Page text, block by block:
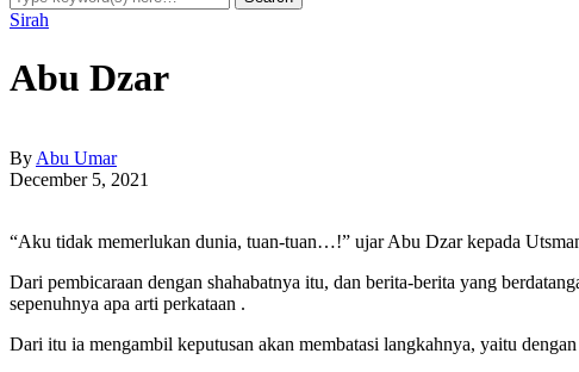
Sirah
Abu Dzar
By Abu Umar
December 5, 2021
“Aku tidak memerlukan dunia, tuan-tuan…!” ujar Abu Dzar kepada
Dari pembicaraan dengan shahabatnya itu, dan berita-berita yang
sepenuhnya apa arti perkataan .
Dari itu ia mengambil keputusan akan membatasi langkahnya, yaitu